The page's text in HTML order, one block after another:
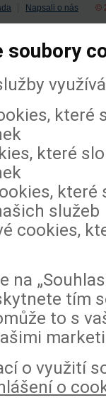
©
Napsali o nás
soubory
které
které
které
služeb
cookies,
na
tím
to s
o využití
o